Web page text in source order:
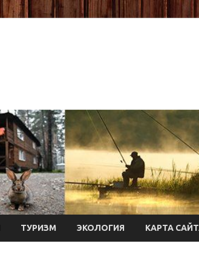
ТУРИЗМ ЭКОЛОГИЯ КАРТА